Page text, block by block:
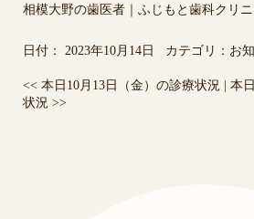
相模大野の歯医者｜ふじもと歯科クリニ
日付： 2023年10月14日 カテゴリ： お
<< 本日10月13日（金）の診療状況
本
状況 >>